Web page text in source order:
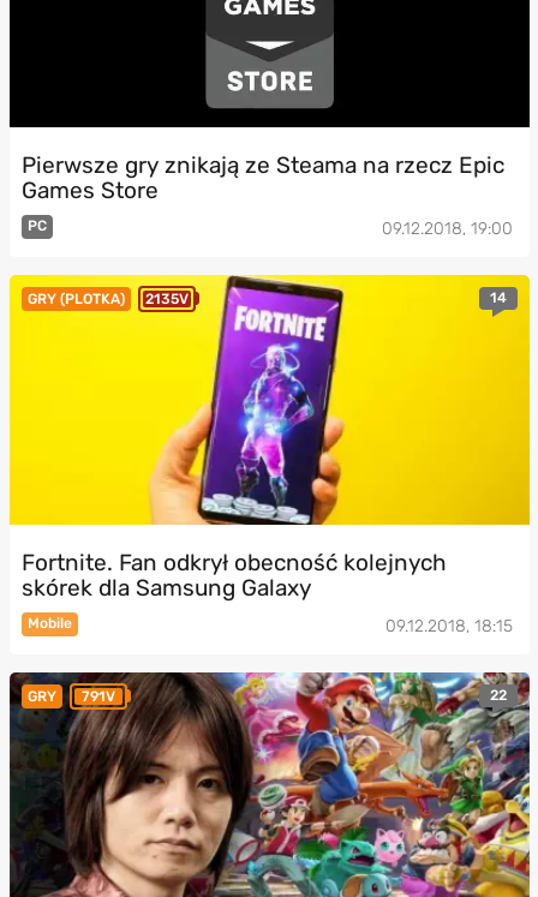
Pierwsze gry znikają ze Steama na rzecz Epic
Games Store
PC 09.12.2018, 19:00
GRY (PLOTKA) 2135V 14
Fortnite. Fan odkrył obecność kolejnych
skórek dla Samsung Galaxy
Mobile 09.12.2018, 18:15
GRY 791V 22